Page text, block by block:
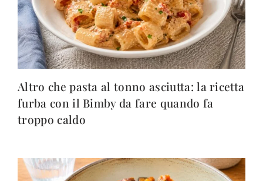
Altro che pasta al tonno asciutta: la ricetta
furba con il Bimby da fare quando fa
troppo caldo